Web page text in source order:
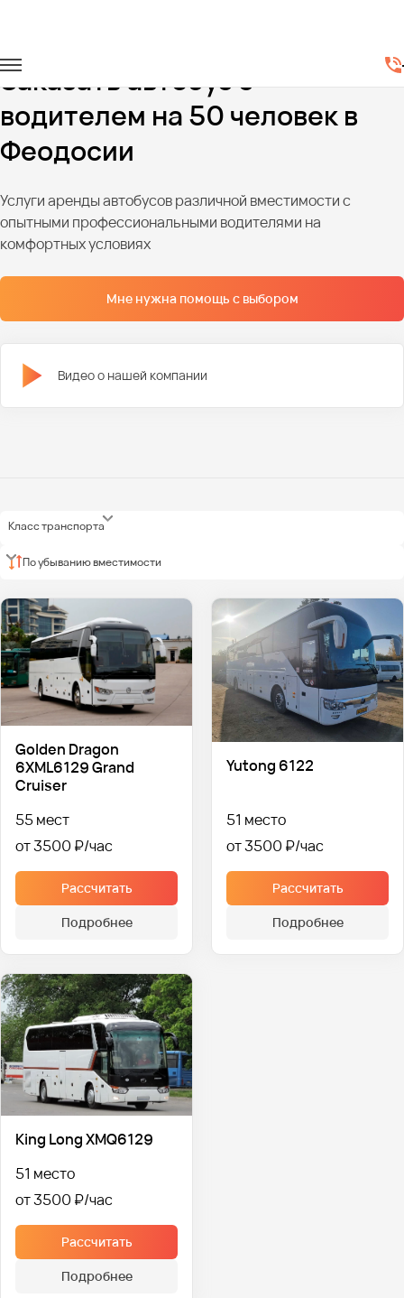
Заказать автобус с
водителем на 50 человек в
Феодосии
Услуги аренды автобусов различной вместимости с
опытными профессиональными водителями на
комфортных условиях
Мне нужна помощь с выбором
Видео о нашей компании
Класс транспорта
По убыванию вместимости
Golden Dragon
6XML6129 Grand
Cruiser
55 мест
от 3500 ₽
Рассчитать
Подробнее
Yutong 6122
51 место
от 3500 ₽
Рассчитать
Подробнее
King Long XMQ6129
51 место
от 3500 ₽
Рассчитать
Подробнее